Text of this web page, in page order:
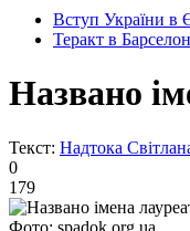
Вступ України в
Теракт в
Названо
Текст: Надтока
0
179
Фото: spadok.org.ua